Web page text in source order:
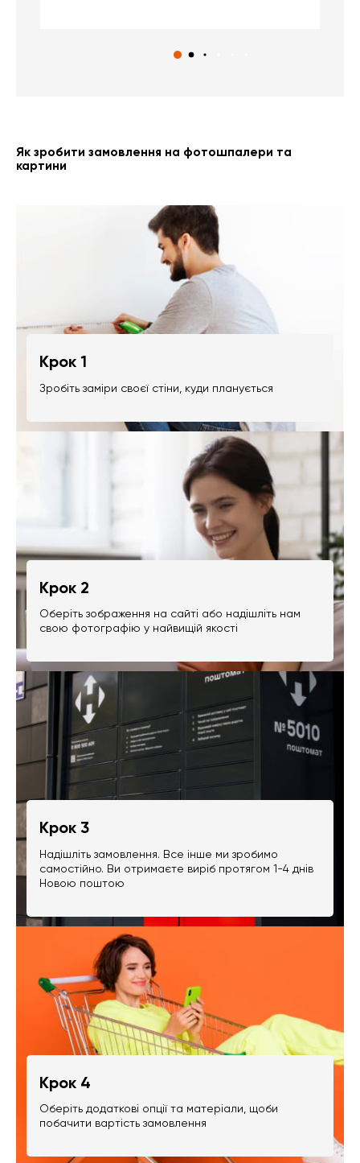
Як зробити замовлення на фотошпалери та
картини
Крок 1
Зробіть заміри своєї стіни, куди планується
Крок 2
Оберіть зображення на сайті або надішліть нам
свою фотографію у найвищій якості
Крок 3
Надішліть замовлення. Все інше ми зробимо
самостійно. Ви отримаєте виріб протягом 1-4 днів
Новою поштою
Крок 4
Оберіть додаткові опції та матеріали, щоби
побачити вартість замовлення